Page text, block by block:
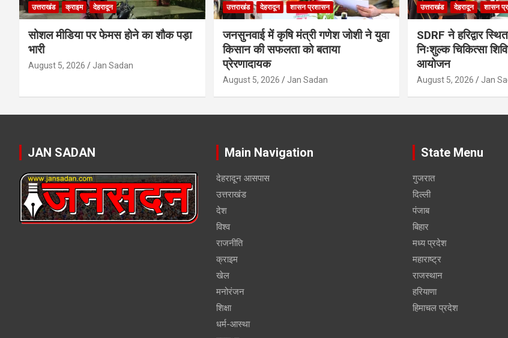
उत्तराखंड क्राइम देहरादून
सोशल मीडिया पर फेमस होने का शौक पड़ा
भारी
August 5, 2026 Jan Sadan
उत्तराखंड देहरादून शासन प्रशासन
जनसुनवाई में कृषि मंत्री गणेश जोशी ने युवा
किसान की सफलता को बताया
प्रेरणादायक
August 5, 2026 Jan Sadan
उत्तराखंड देहरादून शासन
SDRF ने हरिद्वार
निःशुल्क चिकित्सा
आयोजन
August 5, 2026 Jan
JAN SADAN Main Navigation
देहरादून आसपास
उत्तराखंड
देश
विश्व
राजनीति
क्राइम
खेल
मनोरंजन
शिक्षा
धर्म-आस्था
State Menu
गुजरात
दिल्ली
पंजाब
बिहार
मध्य प्रदेश
महाराष्ट्र
राजस्थान
हरियाणा
हिमाचल प्रदेश